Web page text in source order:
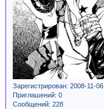
Зарегистрирован: 2008-11-06
Приглашений: 0
Сообщений: 228